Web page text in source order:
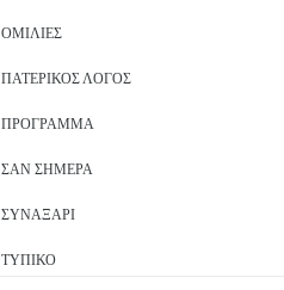
ΟΜΙΛΊΕΣ
ΠΑΤΕΡΙΚΌΣ ΛΌΓΟΣ
ΠΡΌΓΡΑΜΜΑ
ΣΑΝ ΣΉΜΕΡΑ
ΣΥΝΑΞΆΡΙ
ΤΥΠΙΚΌ